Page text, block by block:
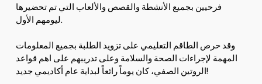
فرحيين بجميع الأنشطة والقصص والألعاب التي تم تحضيرها
ليومهم الأول.
وقد حرص الطاقم التعليمي على تزويد الطلبة بجميع المعلومات
المهمة لإجراءات الصحة والسلامة وعلى تدريبهم على اهم قواعد
الروتين الصفي، كان يوماً رائعاً لبداية عام أكاديمي جديد!